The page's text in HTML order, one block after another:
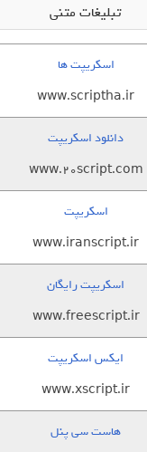
تبلیغات متنی
اسکریپت ها
www.scriptha.ir
دانلود اسکریپت
www.20script.com
اسکریپت
www.iranscript.ir
اسکریپت رایگان
www.freescript.ir
ایکس اسکریپت
www.xscript.ir
هاست سی پنل